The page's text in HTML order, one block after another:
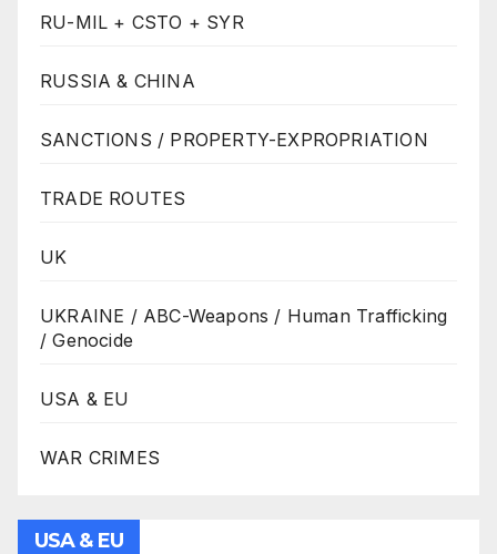
RU-MIL + CSTO + SYR
RUSSIA & CHINA
SANCTIONS / PROPERTY-EXPROPRIATION
TRADE ROUTES
UK
UKRAINE / ABC-Weapons / Human Trafficking
/ Genocide
USA & EU
WAR CRIMES
USA & EU